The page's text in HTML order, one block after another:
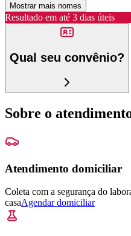
Mostrar mais nomes
Resultado em até 3 dias úteis
Qual seu convênio?
Sobre o
Atendimento domiciliar
Coleta com a segurança do
casaAgendar domiciliar